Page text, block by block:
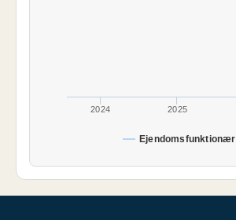
Ejendomsfunktionær
2024 2025